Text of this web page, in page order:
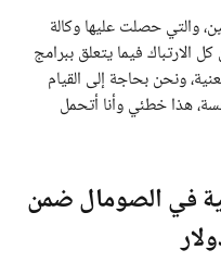
والتي حصلت عليها وكالة
الارتباك فيما يتعلق ببرامج
ونحن بحاجة إلى القيام
هذا خطئي وأنا أتحمل
في الصومال ضمن